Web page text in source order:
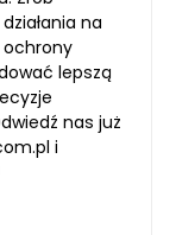
na
ochrony
lepszą
nas już
i